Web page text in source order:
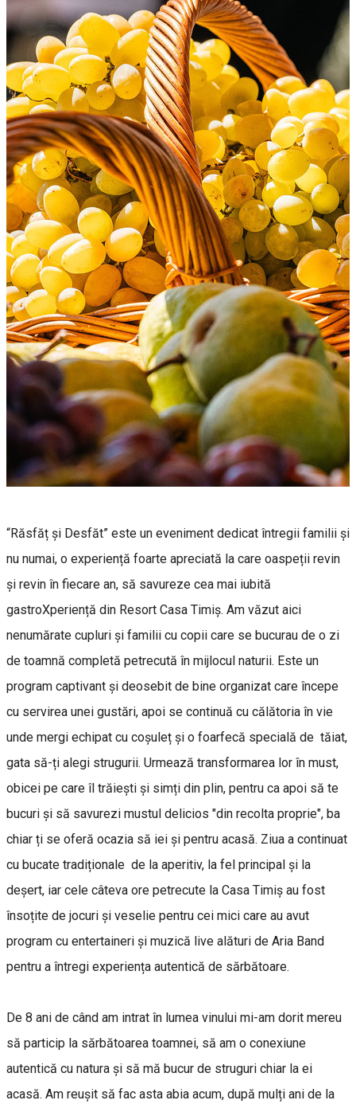
“Răsfăț și Desfăt” este un eveniment dedicat întregii familii și
nu numai, o experiență foarte apreciată la care oaspeții revin
și revin în fiecare an, să savureze cea mai iubită
gastroXperiență din Resort Casa Timiș. Am văzut aici
nenumărate cupluri și familii cu copii care se bucurau de o zi
de toamnă completă petrecută în mijlocul naturii. Este un
program captivant și deosebit de bine organizat care începe
cu servirea unei gustări, apoi se continuă cu călătoria în vie
unde mergi echipat cu coșuleț și o foarfecă specială de tăiat,
gata să-ți alegi strugurii. Urmează transformarea lor în must,
obicei pe care îl trăiești și simți din plin, pentru ca apoi să te
bucuri și să savurezi mustul delicios "din recolta proprie", ba
chiar ți se oferă ocazia să iei și pentru acasă. Ziua a continuat
cu bucate tradiționale de la aperitiv, la fel principal și la
deșert, iar cele câteva ore petrecute la Casa Timiș au fost
însoțite de jocuri și veselie pentru cei mici care au avut
program cu entertaineri și muzică live alături de Aria Band
pentru a întregi experiența autentică de sărbătoare.
De 8 ani de când am intrat în lumea vinului mi-am dorit mereu
să particip la sărbătoarea toamnei, să am o conexiune
autentică cu natura și să mă bucur de struguri chiar la ei
acasă. Am reușit să fac asta abia acum, după mulți ani de la